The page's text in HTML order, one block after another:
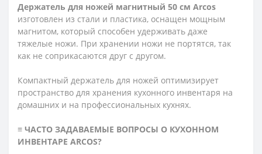
Держатель для ножей магнитный 50 см Arcos
изготовлен из стали и пластика, оснащен мощным
магнитом, который способен удерживать даже
тяжелые ножи. При хранении ножи не портятся, так
как не соприкасаются друг с другом.
Компактный держатель для ножей оптимизирует
пространство для хранения кухонного инвентаря на
домашних и на профессиональных кухнях.
≡ ЧАСТО ЗАДАВАЕМЫЕ ВОПРОСЫ О КУХОННОМ
ИНВЕНТАРЕ ARCOS?